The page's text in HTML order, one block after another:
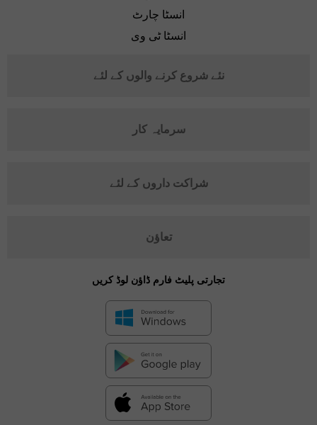
انسٹا چارٹ
انسٹا ٹی وی
نئے شروع کرنے والوں کے لئے
سرمایہ کار
شراکت داروں کے لئے
تعاؤن
تجارتی پلیٹ فارم ڈاؤن لوڈ کریں